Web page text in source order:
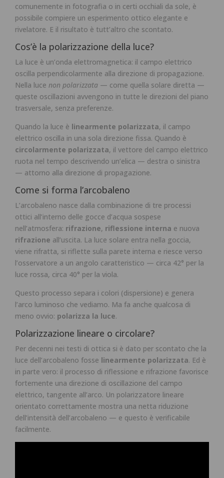
comunemente in fotografia o in certi occhiali da sole, è
possibile compiere un esperimento ottico elegante e
rivelatore. E il risultato è tutt’altro che scontato.
Cos’è la polarizzazione della luce?
La luce è un’onda elettromagnetica: il campo elettrico
oscilla perpendicolarmente alla direzione di propagazione.
Nella luce non polarizzata — come quella solare diretta —
queste oscillazioni avvengono in tutte le direzioni del piano
trasversale, senza preferenze.
Quando la luce è linearmente polarizzata, il campo
elettrico oscilla in una sola direzione fissa. Quando è
circolarmente polarizzata, il vettore del campo elettrico
ruota nel tempo descrivendo un’elica — destra o sinistra
— attorno alla direzione di propagazione.
Come si forma l’arcobaleno
L’arcobaleno nasce dalla combinazione di tre processi
ottici all’interno delle gocce d’acqua sospese
nell’atmosfera: rifrazione, riflessione interna e nuova
rifrazione all’uscita. La luce solare entra nella goccia,
viene rifratta, si riflette sulla parete interna e riesce verso
l’osservatore a un angolo caratteristico — circa 42° per la
luce rossa, circa 40° per la viola.
Questo processo separa i colori (dispersione) e genera
l’arco luminoso che vediamo. Ma fa anche qualcosa di
meno ovvio: polarizza la luce.
Polarizzazione lineare o circolare?
Per decenni nei testi di ottica si è dato per scontato che la
luce dell’arcobaleno fosse linearmente polarizzata. Ed è
in parte vero: il processo di riflessione e rifrazione favorisce
fortemente una direzione di oscillazione del campo
elettrico, tangente all’arco. Un polarizzatore lineare
orientato correttamente mostra una netta riduzione
dell’intensità dell’arcobaleno — e questo è verificabile
facilmente.